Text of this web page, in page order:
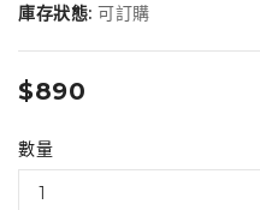
庫存狀態: 可訂購
$890
數量